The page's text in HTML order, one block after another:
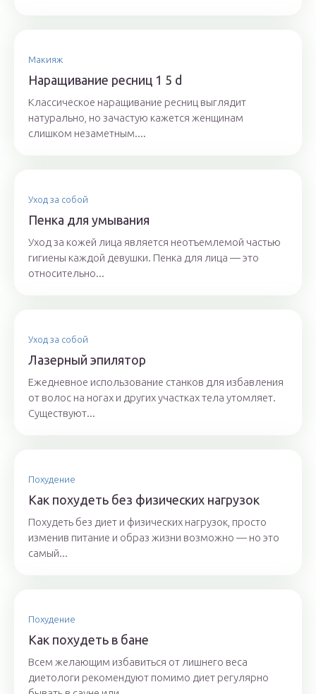
Макияж
Наращивание ресниц 1 5 d
Классическое наращивание ресниц выглядит
натурально, но зачастую кажется женщинам
слишком незаметным....
Уход за собой
Пенка для умывания
Уход за кожей лица является неотъемлемой частью
гигиены каждой девушки. Пенка для лица — это
относительно...
Уход за собой
Лазерный эпилятор
Ежедневное использование станков для избавления
от волос на ногах и других участках тела утомляет.
Существуют...
Похудение
Как похудеть без физических нагрузок
Похудеть без диет и физических нагрузок, просто
изменив питание и образ жизни возможно — но это
самый...
Похудение
Как похудеть в бане
Всем желающим избавиться от лишнего веса
диетологи рекомендуют помимо диет регулярно